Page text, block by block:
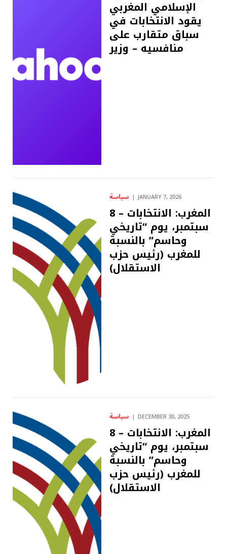
الإسلامي المغربي
يقود الانتخابات في
سباق متقارب على
منافسيه – وزير
سياسة JANUARY 7, 2026
المغرب: الانتخابات – 8
سبتمبر، يوم “تاريخي
وحاسم” بالنسبة
للمغرب (رئيس حزب
الاستقلال)
سياسة DECEMBER 30, 2025
المغرب: الانتخابات – 8
سبتمبر، يوم “تاريخي
وحاسم” بالنسبة
للمغرب (رئيس حزب
الاستقلال)